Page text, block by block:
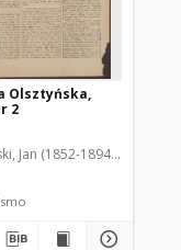
Olsztyńska,
2
Jan (1852-1894). Red.